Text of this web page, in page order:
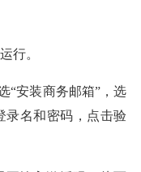
行。
“安装商务邮箱”，选
录名和密码，点击验